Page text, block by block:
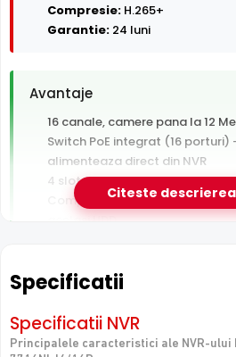
Compresie: H.265+
Garantie: 24 luni
Avantaje
16 canale, camere pana la 12
Switch PoE integrat (16
alimenteaza direct din NVR
4 sloturi HDD pentru arhiva
Compresie H.265+ — arhiva
acelasi HDD
De luat in calcul
Hard disk-ul nu este inclus — se
Citeste
Specificatii
Specificatii NVR
Principalele caracteristici ale NVR-ului